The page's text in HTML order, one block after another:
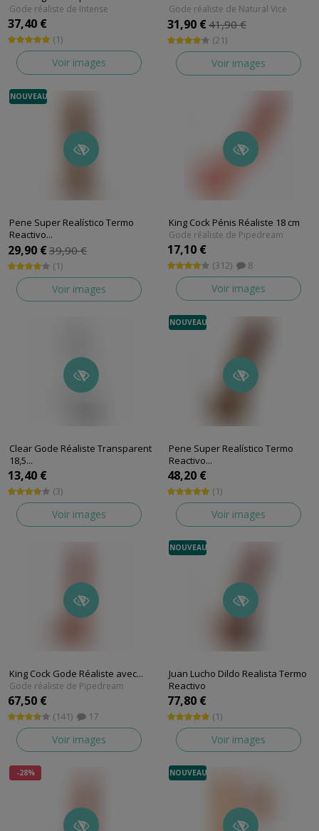
Gode réaliste de Intense
37,40 €
(1)
Voir images
Gode réaliste de Natural Vice
31,90 € 41,90 €
(21)
Voir images
NOUVEAU
Pene Super Realístico Termo
Reactivo...
Gode réaliste de Silexd
29,90 € 39,90 €
(1)
Voir images
King Cock Pénis Réaliste 18 cm
Gode réaliste de Pipedream
17,10 €
(312) 8
Voir images
Clear Gode Réaliste Transparent
18,5...
Gode réaliste de X Ray
13,40 €
(3)
Voir images
NOUVEAU
Pene Super Realístico Termo
Reactivo...
Gode réaliste de Silexd
48,20 €
(1)
Voir images
King Cock Gode Réaliste avec...
Gode réaliste de Pipedream
67,50 €
(141) 17
Voir images
NOUVEAU
Juan Lucho Dildo Realista Termo
Reactivo
77,80 €
(1)
Voir images
-28% NOUVEAU